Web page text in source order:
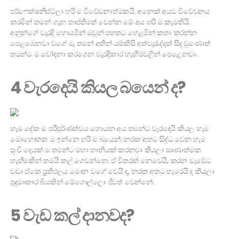
පර්ෆෙක්ෂනිස්ට්ලා හරි ම විවේචනාත්මකයි. අනෙක් අයව විවේචනය
කරමින් තමන් ගැන තෘප්තිමත් වෙන්න මේ අය හරි ම කැමතියි.
අනුන්ගේ වැරදි හොයමින් ඔවුන් පහතට හෙළමින් කතා කරන්න
පෙළඹෙනවා වගේ ම, තමන් අතින් යම්කිසි අත්වැරැද්දක් සිදු වුණොත්
තමන්ට ම චෝදනා කරගෙන වැරදිකාර හැඟීම්වලින් පෙළෙනවා.
4 වැරදෙයි කියල බයෙන් ද?
හැම දේක ම පරිපූර්ණත්වය හොයන අය තමන්ට වැරදෙයි කියල හැම
මොහොතක ම ඉන්නෙ හරි ම බයෙන්. නරක අතට සිද්ධ වෙන හැම
පුංචි දෙයක් ම තමන්ට මහා හානියක් කරනවා කියලා සෘණාත්මක
හැඟීමකින් තමයි කල් ගෙවන්නෙ. ඒ විතරක් නෙවෙයි, කරන වැඩේට
වඩා ඒකෙ ප්‍රතිඵලය මොන වගේ වෙයි ද, නරක අතට හැරෙයි ද කියලා
පුදුමාකාර බියකින් මේගොල්ලො ජීවත් වෙන්නේ.
5 වැඩ කල් දානවද?